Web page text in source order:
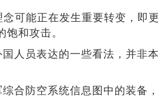
可能正在发生重要转变，即
和攻击。
人员表达的一些看法，并非
合防空系统信息图中的装备